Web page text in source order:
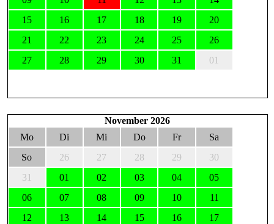
15
16 17 18 19
20
21
22 23 24 25
26
27
28 29 30 31 01
November 2026
Mo
Di Mi Do Fr
Sa
So
26 27 28 29
30
31
01 02 03 04
05
06
07 08 09 10
11
12
13 14 15 16
17